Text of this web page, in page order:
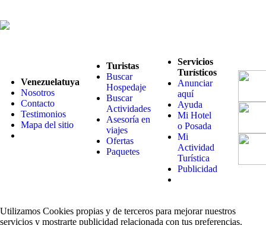
Venezuelatuya
Nosotros
Contacto
Testimonios
Mapa del sitio
Turistas
Buscar
Hospedaje
Buscar
Actividades
Asesoría en
viajes
Ofertas
Paquetes
Servicios
Turísticos
Anunciar
aquí
Ayuda
Mi Hotel
o Posada
Mi
Actividad
Turística
Publicidad
Utilizamos Cookies propias y de terceros para mejorar nuestros
servicios y mostrarte publicidad relacionada con tus preferencias.